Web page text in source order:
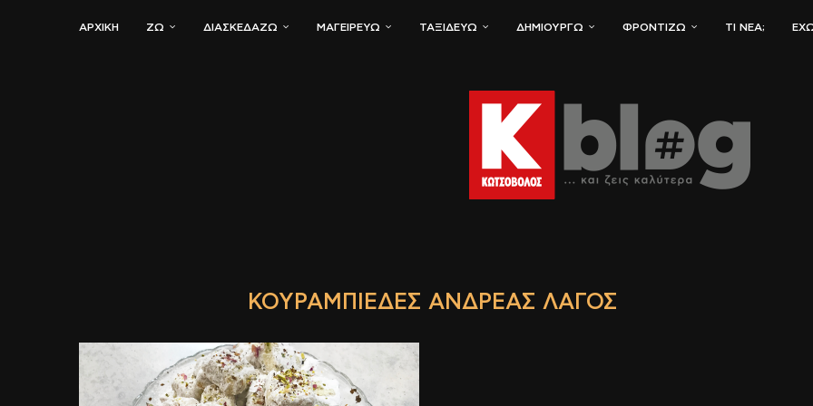
ΑΡΧΙΚΗ ΖΏ ΔΙΑΣΚΕΔΆΖΩ ΜΑΓΕΙΡΕΎΩ ΤΑΞΙΔΕΎΩ ΔΗΜΙΟΥΡΓΏ ΦΡΟΝΤΊΖΩ ΤΙ ΝΈΑ;
ΚΟΥΡΑΜΠΙΈΔΕΣ ΑΝΔΡΈΑΣ ΛΑΓΌΣ